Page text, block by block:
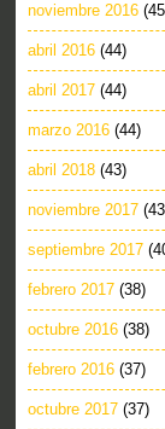
noviembre 2016
abril 2016 (44)
abril 2017 (44)
marzo 2016 (44)
abril 2018 (43)
noviembre 2017
septiembre 2017
febrero 2017 (38)
octubre 2016 (38)
febrero 2016 (37)
octubre 2017 (37)